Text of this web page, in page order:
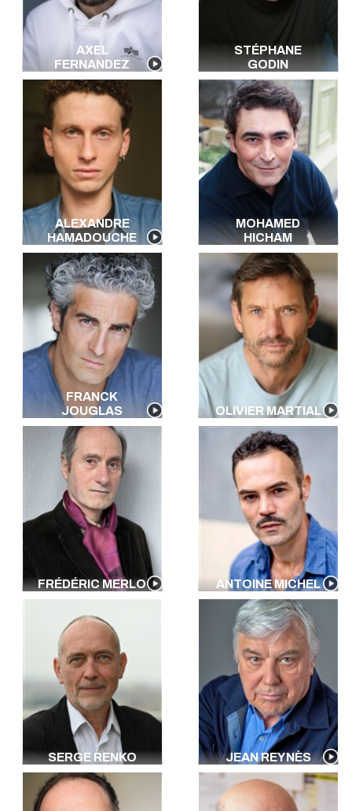
AXEL
FERNANDEZ
STÉPHANE
GODIN
ALEXANDRE
HAMADOUCHE
MOHAMED
HICHAM
FRANCK
JOUGLAS
OLIVIER MARTIAL
FRÉDÉRIC MERLO ANTOINE MICHEL
SERGE RENKO JEAN REYNÈS